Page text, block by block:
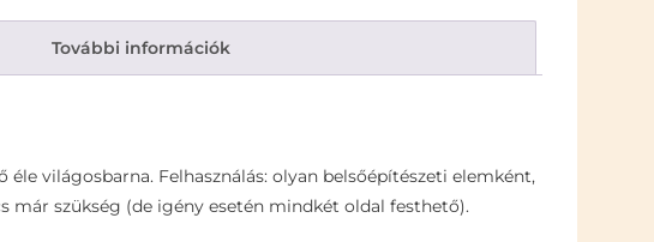
További információk
világosbarna. Felhasználás: olyan belsőépítészeti elemként,
már szükség (de igény esetén mindkét oldal festhető).